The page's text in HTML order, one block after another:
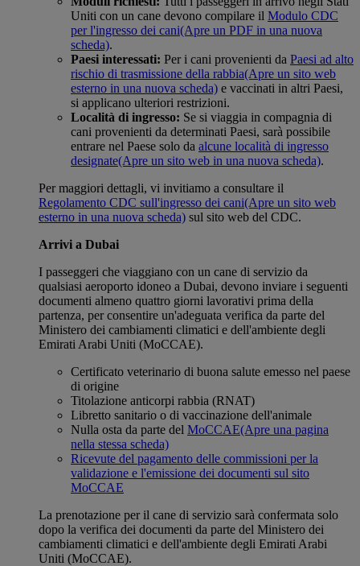
Uniti con un cane devono compilare il Modulo CDC
per l'ingresso dei cani(Apre un PDF in una nuova
scheda).
Paesi interessati: Per i cani provenienti da Paesi ad alto
rischio di trasmissione della rabbia(Apre un sito web
esterno in una nuova scheda) e vaccinati in altri Paesi,
si applicano ulteriori restrizioni.
Località di ingresso: Se si viaggia in compagnia di
cani provenienti da determinati Paesi, sarà possibile
entrare nel Paese solo da alcune località di ingresso
designate(Apre un sito web in una nuova scheda).
Per maggiori dettagli, vi invitiamo a consultare il
Regolamento CDC sull'ingresso dei cani(Apre un sito web
esterno in una nuova scheda) sul sito web del CDC.
Arrivi a Dubai
I passeggeri che viaggiano con un cane di servizio da
qualsiasi aeroporto idoneo a Dubai, devono inviare i seguenti
documenti almeno quattro giorni lavorativi prima della
partenza, per consentire un'adeguata verifica da parte del
Ministero dei cambiamenti climatici e dell'ambiente degli
Emirati Arabi Uniti (MoCCAE).
Certificato veterinario di buona salute emesso nel paese
di origine
Titolazione anticorpi rabbia (RNAT)
Libretto sanitario o di vaccinazione dell'animale
Nulla osta da parte del MoCCAE(Apre una pagina
nella stessa scheda)
Ricevute del pagamento delle commissioni per la
validazione e l'emissione dei documenti sul sito
MoCCAE
La prenotazione per il cane di servizio sarà confermata solo
dopo la verifica dei documenti da parte del Ministero dei
cambiamenti climatici e dell'ambiente degli Emirati Arabi
Uniti (MoCCAE).